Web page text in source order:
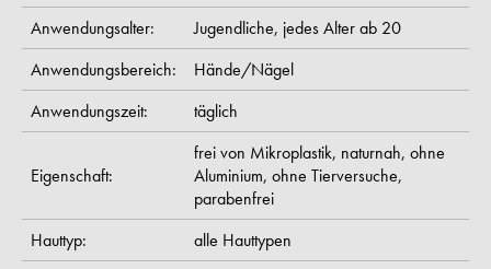
Anwendungsalter: Jugendliche, jedes Alter ab 20
Anwendungsbereich:
Hände/Nägel
Anwendungszeit:
täglich
Eigenschaft:
frei von Mikroplastik, naturnah, ohne
Aluminium, ohne Tierversuche,
parabenfrei
Hauttyp:
alle Hauttypen